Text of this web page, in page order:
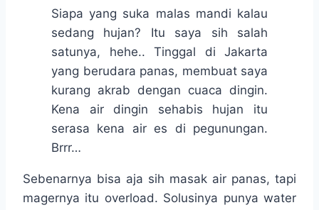
Siapa yang suka malas mandi kalau
sedang hujan? Itu saya sih salah
satunya, hehe.. Tinggal di Jakarta
yang berudara panas, membuat saya
kurang akrab dengan cuaca dingin.
Kena air dingin sehabis hujan itu
serasa kena air es di pegunungan.
Brrr…
Sebenarnya bisa aja sih masak air panas, tapi
magernya itu overload. Solusinya punya water